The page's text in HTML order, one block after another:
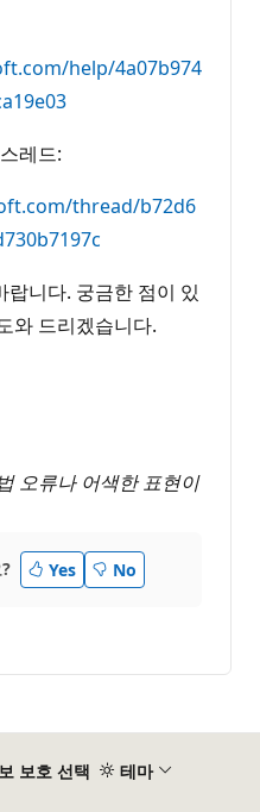
help/4a07b974
레드:
thread/b72d6
니다. 궁금한 점이 있
와 드리겠습니다.
오류나 어색한 표현이
Yes No
보호 선택 테마